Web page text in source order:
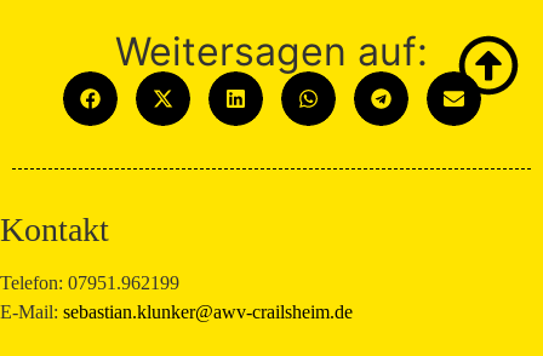
Weitersagen auf:
Kontakt
Telefon: 07951.962199
E-Mail: sebastian.klunker@awv-crailsheim.de